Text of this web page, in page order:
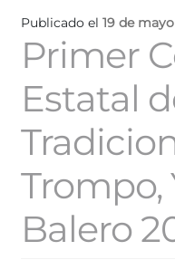
Publicado el 19 de
Primer
Estatal
Trompo,
Balero